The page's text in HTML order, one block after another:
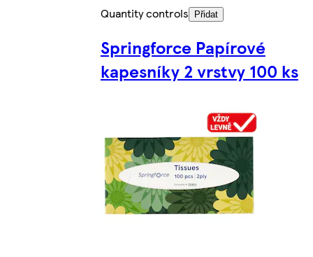
Quantity controls
Přidat
Springforce Papírové
kapesníky 2 vrstvy 100 ks